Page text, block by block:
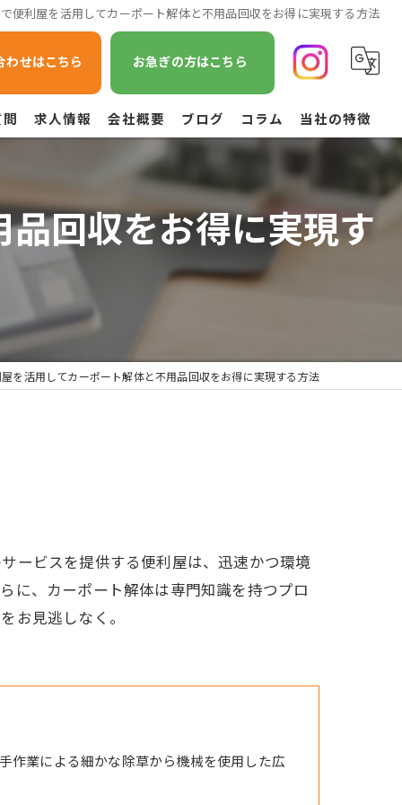
便利屋を活用してカーポート解体と不用品回収をお得に実現する方法
わせはこちら お急ぎの方はこちら
求人情報 会社概要 ブログ コラム 当社の特徴
不用品回収
回収をお得に実現す
を活用してカーポート解体と不用品回収をお得に実現する方法
ービスを提供する便利屋は、迅速かつ環境
に、カーポート解体は専門知識を持つプロ
お見逃しなく。
作業による細かな除草から機械を使用した広